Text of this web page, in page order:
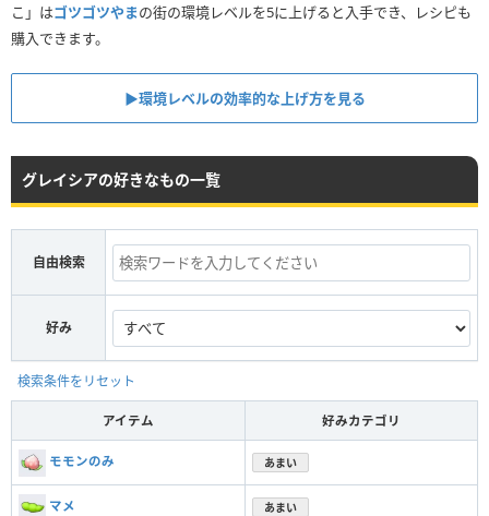
こ」はゴツゴツやまの街の環境レベルを5に上げると入手でき、レシピも
購入できます。
▶︎環境レベルの効率的な上げ方を見る
グレイシアの好きなもの一覧
自由検索
好み
検索条件をリセット
アイテム 好みカテゴリ
モモンのみ あまい
マメ あまい